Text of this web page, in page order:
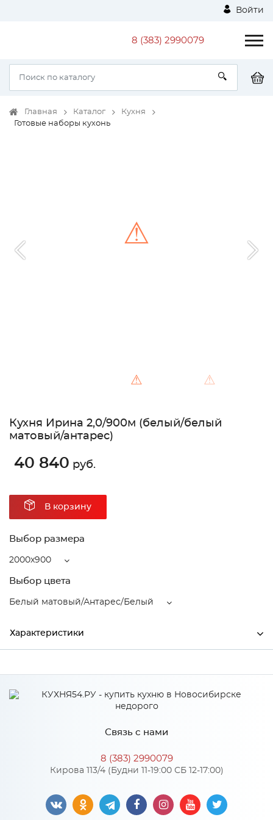
Войти
8 (383) 2990079
Главная Каталог
Кухня
Готовые наборы кухонь
⚠ ⚠
⚠
Кухня Ирина 2,0/900м (белый/белый
матовый/антарес)
40 840 руб.
В корзину
Выбор размера
2000x900
Выбор цвета
Белый матовый/Антарес/Белый
Характеристики
Глубина 900
Белый
Особенности
Связь с нами
8 (383) 2990079
Кирова 113/4 (Будни 11-19:00 СБ 12-17:00)